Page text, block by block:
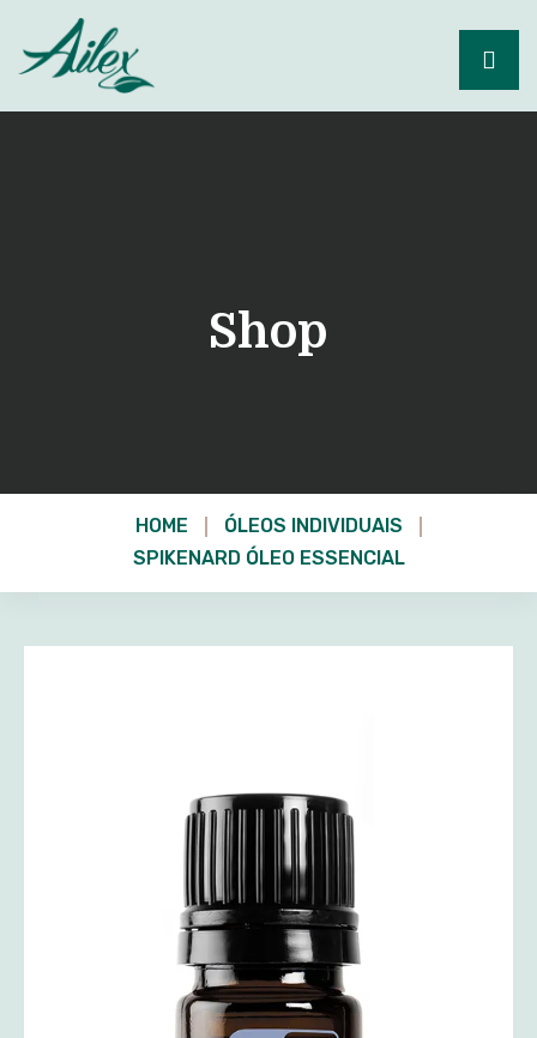
Shop
HOME
ÓLEOS INDIVIDUAIS
SPIKENARD ÓLEO ESSENCIAL